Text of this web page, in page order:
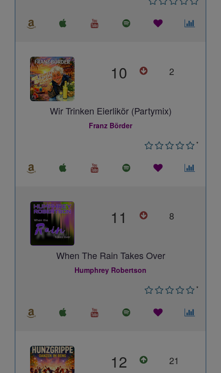
10 2
Wir Trinken Eierlikör (Partymix)
Franz Börder
*
11 8
When The Rain Takes Over
Humphrey Robertson
*
12 21